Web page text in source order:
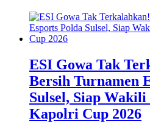
ESI Gowa Tak
Bersih Turnamen
Sulsel, Siap
Kapolri Cup 2026